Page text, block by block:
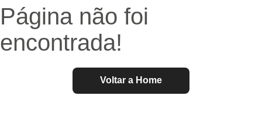
Página não foi
encontrada!
Voltar a Home